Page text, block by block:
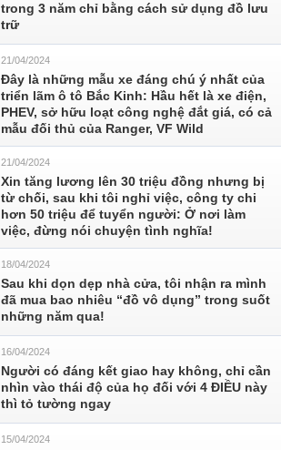
trong 3 năm chỉ bằng cách sử dụng đồ lưu
trữ
21/04/2024
Đây là những mẫu xe đáng chú ý nhất của
triển lãm ô tô Bắc Kinh: Hầu hết là xe điện,
PHEV, sở hữu loạt công nghệ đắt giá, có cả
mẫu đối thủ của Ranger, VF Wild
21/04/2024
Xin tăng lương lên 30 triệu đồng nhưng bị
từ chối, sau khi tôi nghỉ việc, công ty chi
hơn 50 triệu để tuyển người: Ở nơi làm
việc, đừng nói chuyện tình nghĩa!
18/04/2024
Sau khi dọn dẹp nhà cửa, tôi nhận ra mình
đã mua bao nhiêu “đồ vô dụng” trong suốt
những năm qua!
16/04/2024
Người có đáng kết giao hay không, chỉ cần
nhìn vào thái độ của họ đối với 4 ĐIỀU này
thì tỏ tường ngay
15/04/2024